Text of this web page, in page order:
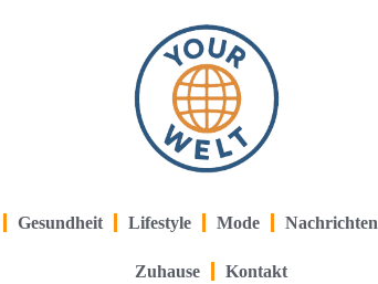
Gesundheit Lifestyle Mode Nachrichten
Zuhause Kontakt